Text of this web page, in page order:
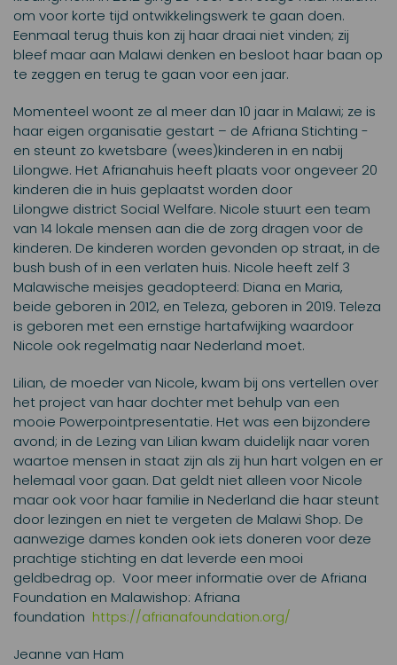
om voor korte tijd ontwikkelingswerk te gaan doen.
Eenmaal terug thuis kon zij haar draai niet vinden; zij
bleef maar aan Malawi denken en besloot haar baan op
te zeggen en terug te gaan voor een jaar.
Momenteel woont ze al meer dan 10 jaar in Malawi; ze is
haar eigen organisatie gestart – de Afriana Stichting -
en steunt zo kwetsbare (wees)kinderen in en nabij
Lilongwe. Het Afrianahuis heeft plaats voor ongeveer 20
kinderen die in huis geplaatst worden door
Lilongwe district Social Welfare. Nicole stuurt een team
van 14 lokale mensen aan die de zorg dragen voor de
kinderen. De kinderen worden gevonden op straat, in de
bush bush of in een verlaten huis. Nicole heeft zelf 3
Malawische meisjes geadopteerd: Diana en Maria,
beide geboren in 2012, en Teleza, geboren in 2019. Teleza
is geboren met een ernstige hartafwijking waardoor
Nicole ook regelmatig naar Nederland moet.
Lilian, de moeder van Nicole, kwam bij ons vertellen over
het project van haar dochter met behulp van een
mooie Powerpointpresentatie. Het was een bijzondere
avond; in de Lezing van Lilian kwam duidelijk naar voren
waartoe mensen in staat zijn als zij hun hart volgen en er
helemaal voor gaan. Dat geldt niet alleen voor Nicole
maar ook voor haar familie in Nederland die haar steunt
door lezingen en niet te vergeten de Malawi Shop. De
aanwezige dames konden ook iets doneren voor deze
prachtige stichting en dat leverde een mooi
geldbedrag op. Voor meer informatie over de Afriana
Foundation en Malawishop: Afriana
foundation https://afrianafoundation.org/
Jeanne van Ham